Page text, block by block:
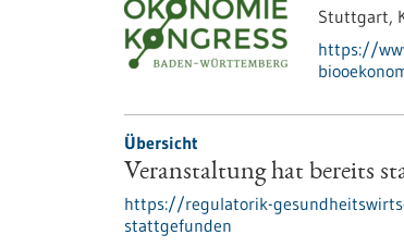
Stuttgart,
https://
Übersicht
Veranstaltung hat bereits
https://regulatorik-
stattgefunden